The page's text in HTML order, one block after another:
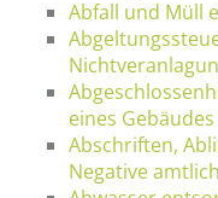
Abfall und Müll
eines
Abschriften,
Negative